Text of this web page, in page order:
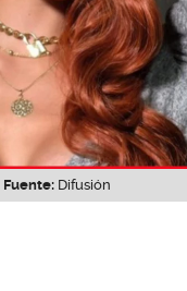
Fuente: Difusión